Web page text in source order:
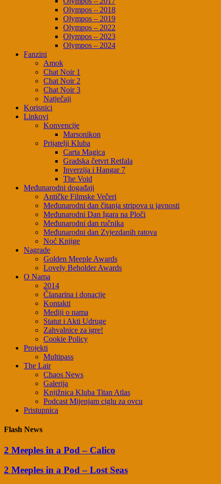
Olympos – 2018
Olympos – 2019
Olympos – 2022
Olympos – 2023
Olympos – 2024
Fanzini
Amok
Chat Noir 1
Chat Noir 2
Chat Noir 3
Natječaji
Korisnici
Linkovi
Konvencije
Marsonikon
Prijatelji Kluba
Carta Magica
Gradska četvrt Retfala
Inverzija i Hangar 7
The Void
Međunarodni događaji
Antičke Filmske Večeri
Međunarodni dan čitanja stripova u javnosti
Međunarodni Dan Igara na Ploči
Međunarodni dan ručnika
Međunarodni dan Zvjezdanih ratova
Noć Knjige
Nagrade
Golden Meeple Awards
Lovely Beholder Awards
O Nama
2014
Članarina i donacije
Kontakti
Mediji o nama
Statut i Akti Udruge
Zahvalnice za igre!
Cookie Policy
Projekti
Multipass
The Lair
Chaos News
Galerija
Knjižnica Kluba Titan Atlas
Podcast Mijenjam ciglu za ovcu
Pristupnica
Flash News
2 Meeples in a Pod – Calico
2 Meeples in a Pod – Lost Seas